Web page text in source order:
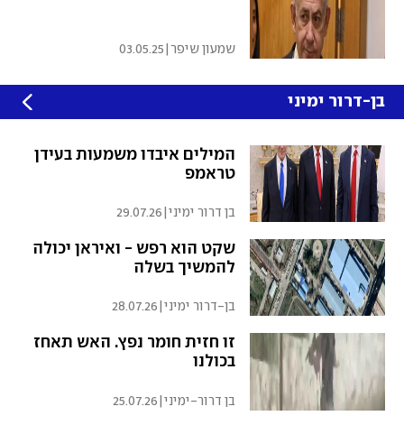
שמעון שיפר|
03.05.25
בן-דרור ימיני
המילים איבדו משמעות בעידן
טראמפ
בן דרור ימיני|
29.07.26
שקט הוא רפש - ואיראן יכולה
להמשיך בשלה
בן-דרור ימיני|
28.07.26
זו חזית חומר נפץ. האש תאחז
בכולנו
בן דרור-ימיני|
25.07.26